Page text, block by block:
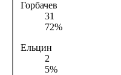
Горбачев
31
72%
Ельцин
2
5%